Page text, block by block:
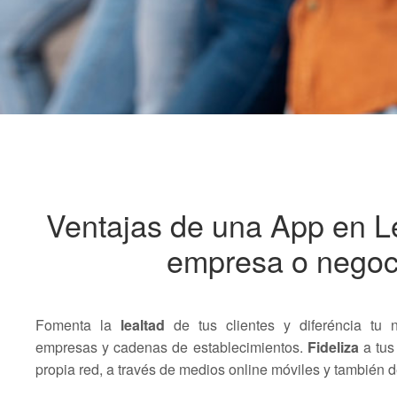
Ventajas de una App en
empresa o
Fomenta la lealtad de tus clientes y diferéncia tu
empresas y cadenas de establecimientos. Fideliza a
propia red, a través de medios online móviles y también